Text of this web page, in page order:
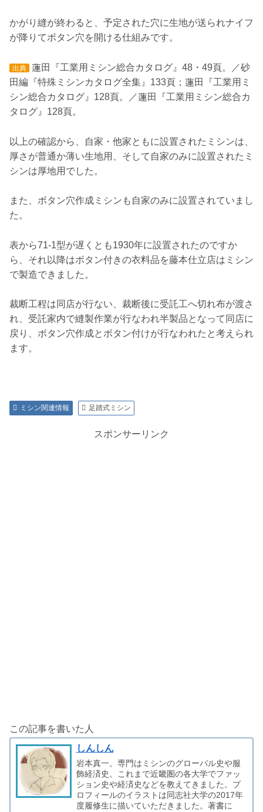
かがり縫が終わると、予定された穴に生地が送られナイフ
が降りてボタン穴を開ける仕組みです。
出典
蓮田『工業用ミシン総合カタログ』48・49頁。／砂
田編『特殊ミシンカタログ全集』133頁；蓮田『工業用ミ
シン総合カタログ』128頁。／蓮田『工業用ミシン総合カ
タログ』128頁。
以上の確認から、自家・他家ともに設置されたミシンは、
厚さが普通か薄い生地用、そして自家のみに設置されたミ
シンは厚地用でした。
また、ボタン穴作成ミシンも自家のみに設置されていまし
た。
表から71-1型が遅くとも1930年に設置されたのですか
ら、それ以降はボタン付きの衣料品を藤本仕立店はミシン
で製造できました。
裁断工程は同店が行ない、裁断後に受託工へ切れ布が渡さ
れ、受託家内で縫製作業が行なわれ半製品となって同店に
戻り、ボタン穴作成とボタン付けが行なわれたと考えられ
ます。
ミシン関連情報 足踏式ミシン
スポンサーリンク
この記事を書いた人
しんしん
岩本真一。専門はミシンのグローバル史や服
飾経済史。これまで近畿圏の各大学でファッ
ション史や経済史などを教えてきました。プ
ロフィールのイラストは同志社大学の2017年
度履修生に描いていただきました。著書に